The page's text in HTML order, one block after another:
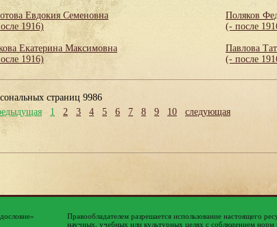
Евдокия Семеновна
1916)
Екатерина Максимовна
1916)
Поляков
(- после
Павлова
(- после
страниц 9986
1 2 3 4 5 6 7 8 9 10 следующая
Правообладателем разрешается использование настоящего
научных, учебных или культурных целях с соблюдением норм